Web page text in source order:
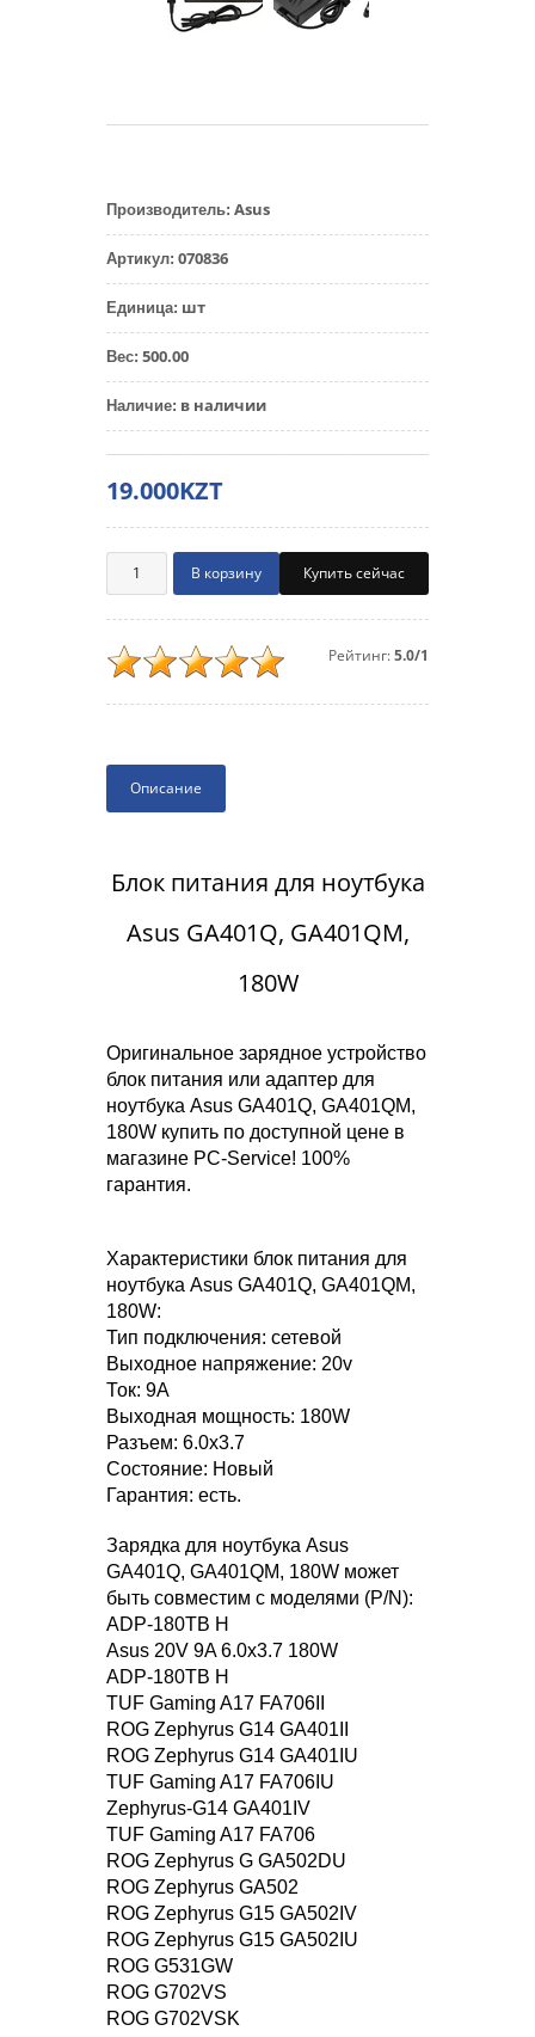
Производитель: Asus
Артикул: 070836
Единица: шт
Вес: 500.00
Наличие: в наличии
19.000KZT
Купить сейчас
Рейтинг:5.0/1
Описание
Блок питания для ноутбука
Asus GA401Q, GA401QM,
180W
Оригинальное зарядное устройство
блок питания или адаптер для
ноутбука Asus GA401Q, GA401QM,
180W купить по доступной цене в
магазине PC-Service! 100%
гарантия.
Характеристики блок питания для
ноутбука Asus GA401Q, GA401QM,
180W:
Тип подключения: сетевой
Выходное напряжение: 20v
Ток: 9A
Выходная мощность: 180W
Разъем: 6.0x3.7
Состояние: Новый
Гарантия: есть.
Зарядка для ноутбука Asus
GA401Q, GA401QM, 180W может
быть совместим с моделями (P/N):
ADP-180TB H
Asus 20V 9A 6.0x3.7 180W
ADP-180TB H
TUF Gaming A17 FA706II
ROG Zephyrus G14 GA401II
ROG Zephyrus G14 GA401IU
TUF Gaming A17 FA706IU
Zephyrus-G14 GA401IV
TUF Gaming A17 FA706
ROG Zephyrus G GA502DU
ROG Zephyrus GA502
ROG Zephyrus G15 GA502IV
ROG Zephyrus G15 GA502IU
ROG G531GW
ROG G702VS
ROG G702VSK